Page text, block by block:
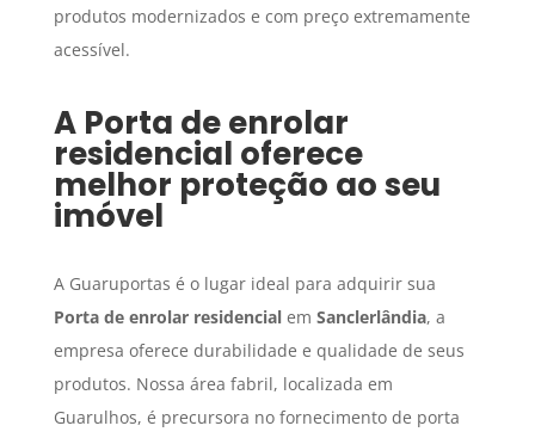
produtos modernizados e com preço extremamente
acessível.
A Porta de enrolar
residencial oferece
melhor proteção ao seu
imóvel
A Guaruportas é o lugar ideal para adquirir sua
Porta de enrolar residencialem Sanclerlândia, a
empresa oferece durabilidade e qualidade de seus
produtos. Nossa área fabril, localizada em
Guarulhos, é precursora no fornecimento de porta